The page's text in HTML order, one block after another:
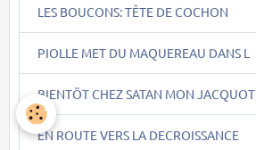
LES BOUCONS: TÊTE DE COCHON
PIOLLE MET DU MAQUEREAU DANS L
BIENTÖT CHEZ SATAN MON JACQUOT
EN ROUTE VERS LA DECROISSANCE